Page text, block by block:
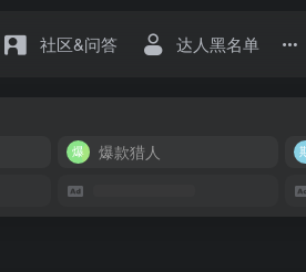
社区&问答 达人黑名单
爆款猎人